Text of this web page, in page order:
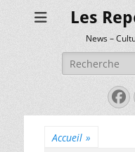
Les
News –
Rechercher :
Accueil »